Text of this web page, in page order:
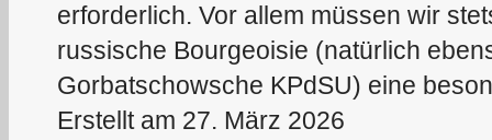
erforderlich. Vor allem müssen wir
russische Bourgeoisie (natürlich
Gorbatschowsche KPdSU) eine
Erstellt am 27. März 2026